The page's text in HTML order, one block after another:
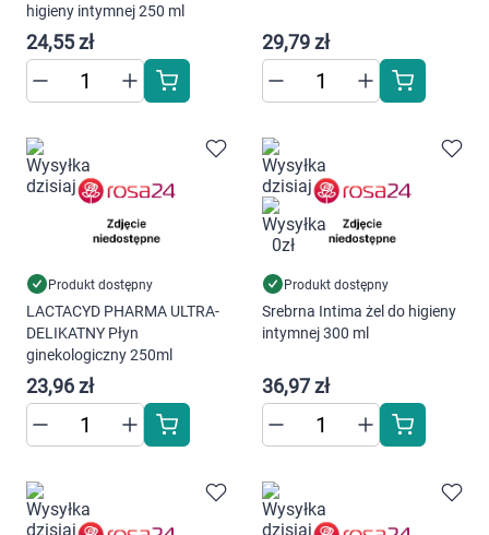
higieny intymnej 250 ml
24,55 zł 29,79 zł
Produkt dostępny
LACTACYD PHARMA ULTRA-
DELIKATNY Płyn
ginekologiczny 250ml
23,96 zł
Produkt dostępny
Srebrna Intima żel do higieny
intymnej 300 ml
36,97 zł